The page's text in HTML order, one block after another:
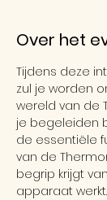
Over het
Tijdens deze
zul je worden
wereld van de
je begeleiden
de essentiële
van de
begrip krijgt
apparaat werkt.